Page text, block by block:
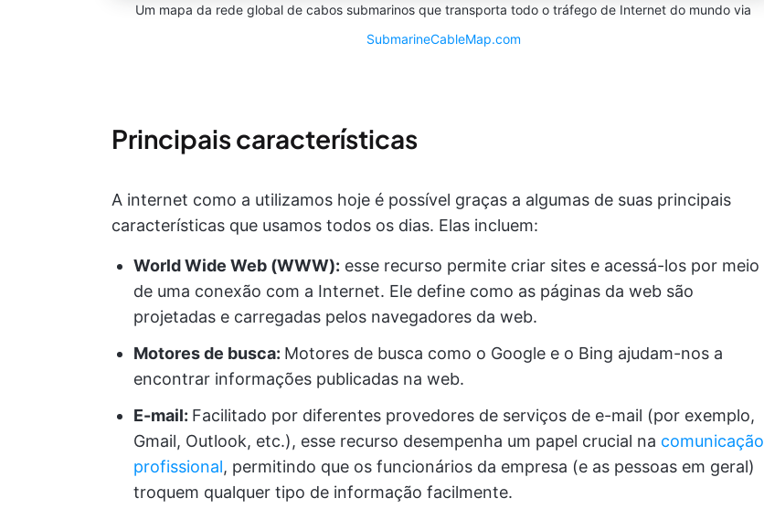
Um mapa da rede global de cabos submarinos que transporta todo o tráfego de Internet do mundo via
SubmarineCableMap.com
Principais características
A internet como a utilizamos hoje é possível graças a algumas de suas principais
características que usamos todos os dias. Elas incluem:
World Wide Web (WWW): esse recurso permite criar sites e acessá-los por meio
de uma conexão com a Internet. Ele define como as páginas da web são
projetadas e carregadas pelos navegadores da web.
Motores de busca: Motores de busca como o Google e o Bing ajudam-nos a
encontrar informações publicadas na web.
E-mail: Facilitado por diferentes provedores de serviços de e-mail (por exemplo,
Gmail, Outlook, etc.), esse recurso desempenha um papel crucial na comunicação
profissional, permitindo que os funcionários da empresa (e as pessoas em geral)
troquem qualquer tipo de informação facilmente.